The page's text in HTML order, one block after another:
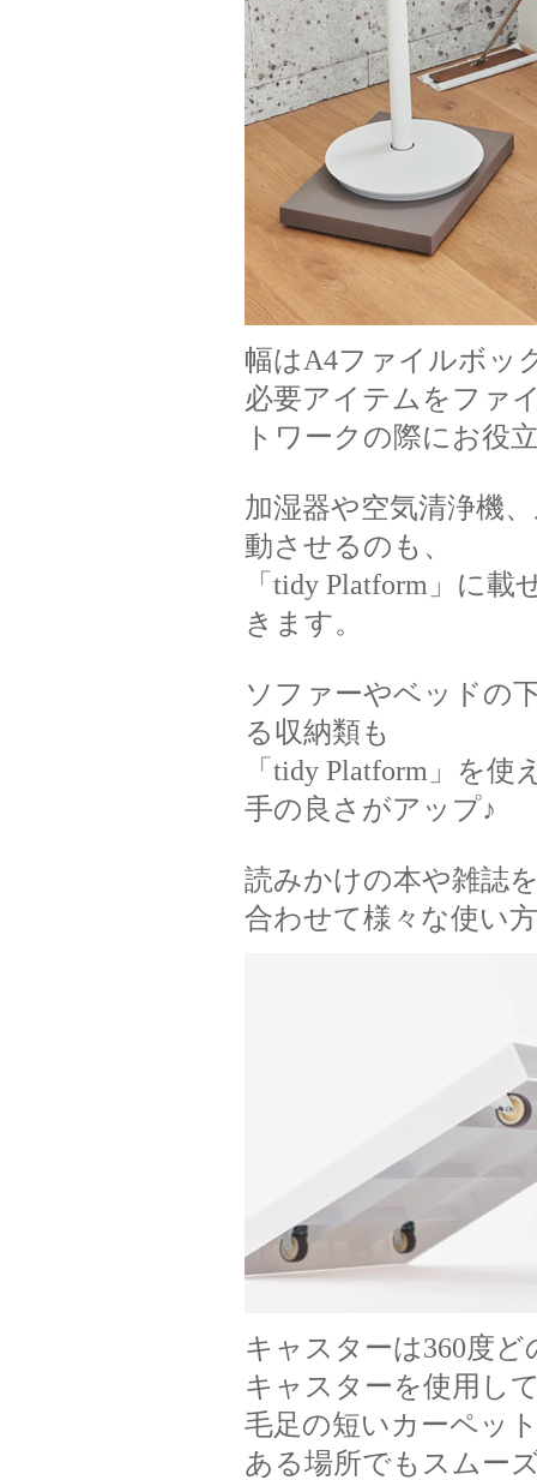
幅はA4ファイルボッ
必要アイテムをファ
トワークの際にお役
加湿器や空気清浄機
動させるのも、
「tidy Platform」に
きます。
ソファーやベッドの
る収納類も
「tidy Platform」を
手の良さがアップ♪
読みかけの本や雑誌
合わせて様々な使い
キャスターは360度
キャスターを使用し
毛足の短いカーペッ
ある場所でもスムー